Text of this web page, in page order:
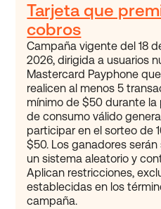
Tarjeta que
cobros
Campaña vigente del 18
2026, dirigida a usuarios
Mastercard Payphone
realicen al menos 5
mínimo de $50 durante
de consumo válido
participar en el sorteo de
$50. Los ganadores
un sistema aleatorio y
Aplican restricciones,
establecidas en los
campaña.